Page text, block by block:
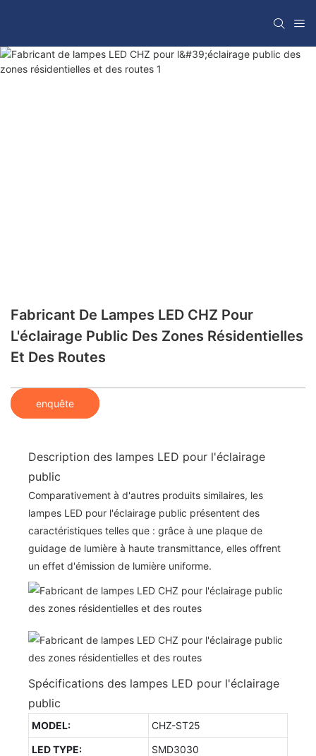
Fabricant De Lampes LED CHZ Pour
L'éclairage Public Des Zones Résidentielles
Et Des Routes
enquête
Description des lampes LED pour l'éclairage
public
Comparativement à d'autres produits similaires, les
lampes LED pour l'éclairage public présentent des
caractéristiques telles que : grâce à une plaque de
guidage de lumière à haute transmittance, elles offrent
un effet d'émission de lumière uniforme.
Spécifications des lampes LED pour l'éclairage
public
MODEL:
CHZ-ST25
LED TYPE:
SMD3030